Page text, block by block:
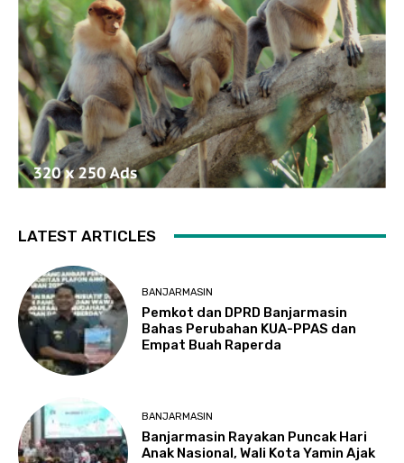
LATEST ARTICLES
BANJARMASIN
Pemkot dan DPRD Banjarmasin
Bahas Perubahan KUA-PPAS dan
Empat Buah Raperda
BANJARMASIN
Banjarmasin Rayakan Puncak Hari
Anak Nasional, Wali Kota Yamin Ajak